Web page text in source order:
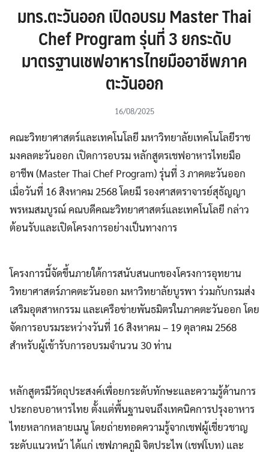
มทร.ตะวันออก เปิดอบรม Master Thai
Chef Program รุ่นที่ 3 ยกระดับ
มาตรฐานเชฟอาหารไทยมืออาชีพภาค
ตะวันออก
16/08/2025
คณะวิทยาศาสตร์และเทคโนโลยี มหาวิทยาลัยเทคโนโลยีราช
มงคลตะวันออก เปิดการอบรม หลักสูตรเชฟอาหารไทยมือ
อาชีพ (Master Thai Chef Program) รุ่นที่ 3 ภาคตะวันออก
เมื่อวันที่ 16 สิงหาคม 2568 โดยมี รองศาสตราจารย์สุธัญญา
พรหมสมบูรณ์ คณบดีคณะวิทยาศาสตร์และเทคโนโลยี กล่าว
ต้อนรับและเปิดโครงการอย่างเป็นทางการ
โครงการนี้จัดขึ้นภายใต้การสนับสนunของโครงการอุทยาน
วิทยาศาสตร์ภาคตะวันออก มหาวิทยาลัยบูรพา ร่วมกับกรมส่ง
เสริมอุตสาหกรรม และเครือข่ายพันธมิตรในภาคตะวันออก โดย
จัดการอบรมระหว่างวันที่ 16 สิงหาคม – 19 ตุลาคม 2568
สำหรับผู้เข้ารับการอบรมจำนวน 30 ท่าน
หลักสูตรมีวัตถุประสงค์เพื่อยกระดับทักษะและความรู้ด้านการ
ประกอบอาหารไทย ตั้งแต่พื้นฐานจนถึงเทคนิคการปรุงอาหาร
ไทยหลากหลายเมนู โดยถ่ายทอดความรู้จากเชฟผู้เชี่ยวชาญ
ระดับแนวหน้า ได้แก่ เชฟภาคภูมิ จิตประไพ (เชฟโบท) และ